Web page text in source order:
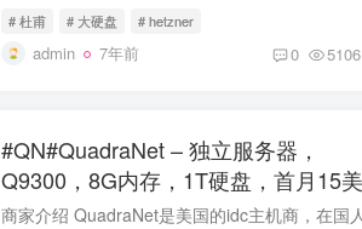
# 杜甫 # 大硬盘 # hetzner
admin 7年前 0 5106
#QN#QuadraNet – 独立服务器，
Q9300，8G内存，1T硬盘，首月15
起，多机房可选 送U盘 但只送美国境内